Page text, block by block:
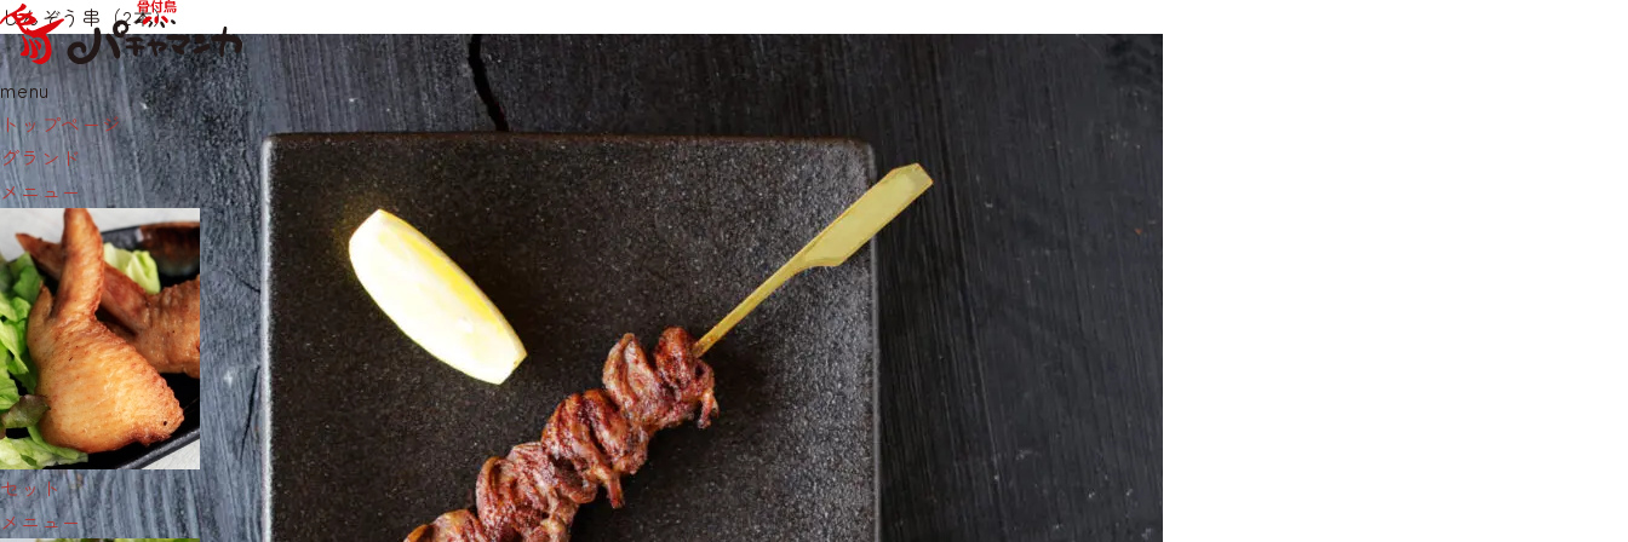
menu
トップページ
グランド
メニュー
セット
メニュー
しんぞう串（2本）